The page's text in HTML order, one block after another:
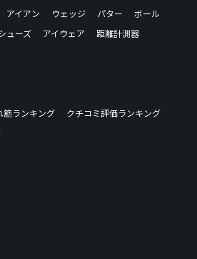
アイアン ウェッジ パター
ボール
ューズ アイウェア
距離計測器
筋ランキング
クチコミ評価ランキング